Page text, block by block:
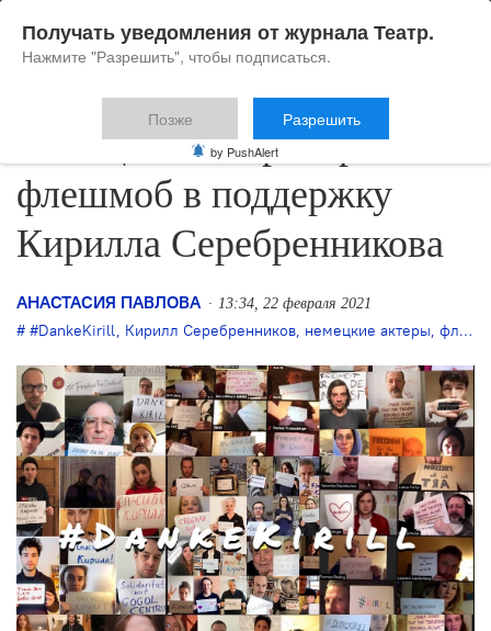
Немецкие театры провели
флешмоб в поддержку
Кирилла Серебренникова
АНАСТАСИЯ ПАВЛОВА 13:34, 22 февраля 2021
#DankeKirill, Кирилл Серебренников, немецкие актеры, флэшмоб
Получать уведомления от журнала Театр.
Нажмите "Разрешить", чтобы подписаться.
Позже Разрешить
by PushAlert